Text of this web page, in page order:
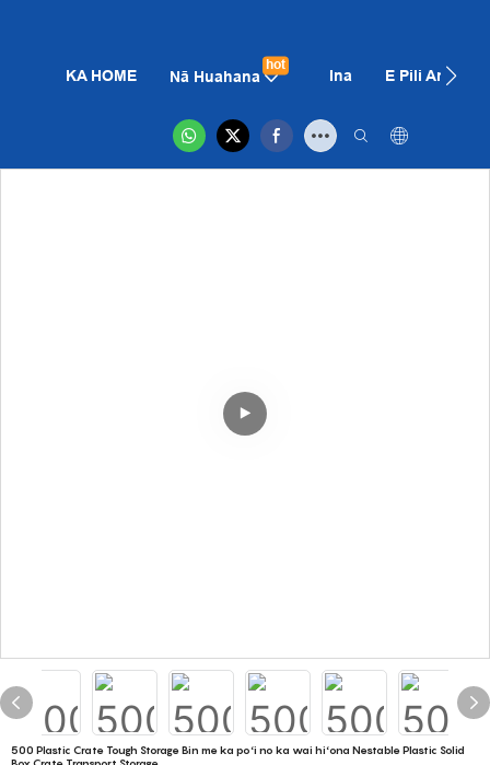
KA HOME Nā Huahana
hot
Ina E Pili Ana Iā
500 Plastic Crate Tough Storage Bin me ka poʻi no ka wai hiʻona Nestable Plastic Solid